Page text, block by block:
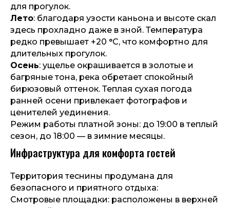
для прогулок.
Лето: благодаря узости каньона и высоте скал
здесь прохладно даже в зной. Температура
редко превышает +20 °С, что комфортно для
длительных прогулок.
Осень: ущелье окрашивается в золотые и
багряные тона, река обретает спокойный
бирюзовый оттенок. Теплая сухая погода
ранней осени привлекает фотографов и
ценителей уединения.
Режим работы платной зоны: до 19:00 в теплый
сезон, до 18:00 — в зимние месяцы.
Инфраструктура для комфорта гостей
Территория теснины продумана для
безопасного и приятного отдыха:
Смотровые площадки: расположены в верхней